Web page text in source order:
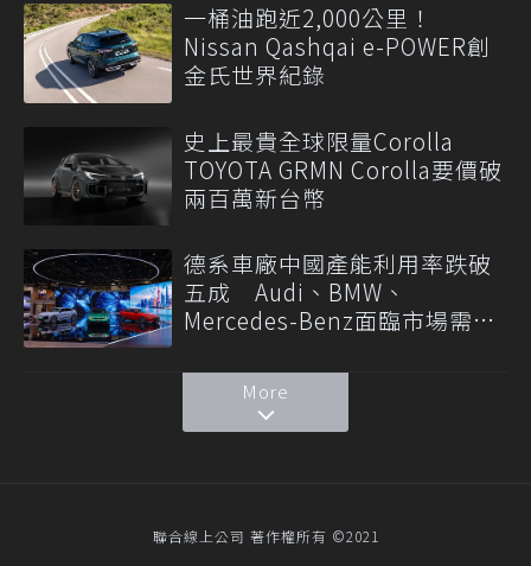
一桶油跑近2,000公里！
Nissan Qashqai e-POWER創
金氏世界紀錄
史上最貴全球限量Corolla
TOYOTA GRMN Corolla要價破
兩百萬新台幣
德系車廠中國產能利用率跌破
五成 Audi、BMW、
Mercedes-Benz面臨市場需求
More
聯合線上公司 著作權所有 ©2021